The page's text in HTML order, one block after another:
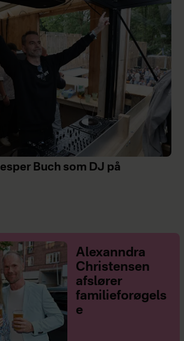
Buch som DJ på
Alexanndra
Christensen
afslører
familieforøgels
e